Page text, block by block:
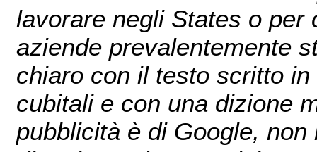
lavorare negli States o per
aziende prevalentemente
chiaro con il testo scritto
cubitali e con una dizione
pubblicità è di Google,